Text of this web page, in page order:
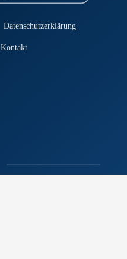
Datenschutzerklärung
Kontakt